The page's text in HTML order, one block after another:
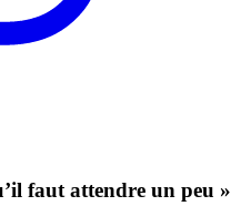
faut attendre un peu »